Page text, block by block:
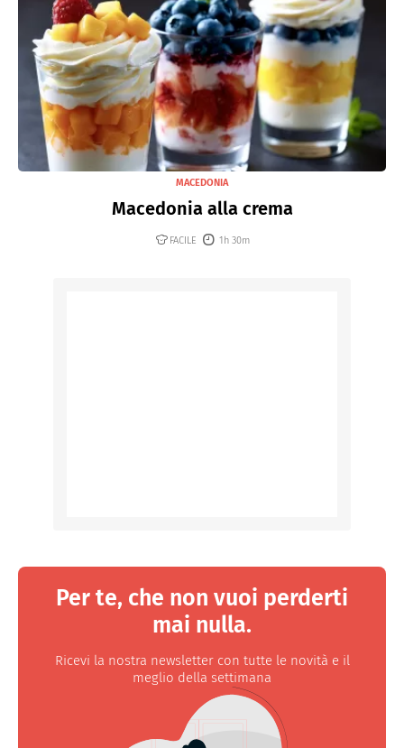
MACEDONIA
Macedonia alla crema
FACILE 1h 30m
Per te, che non vuoi perderti
mai nulla.
Ricevi la nostra newsletter con tutte le novità e il
meglio della settimana